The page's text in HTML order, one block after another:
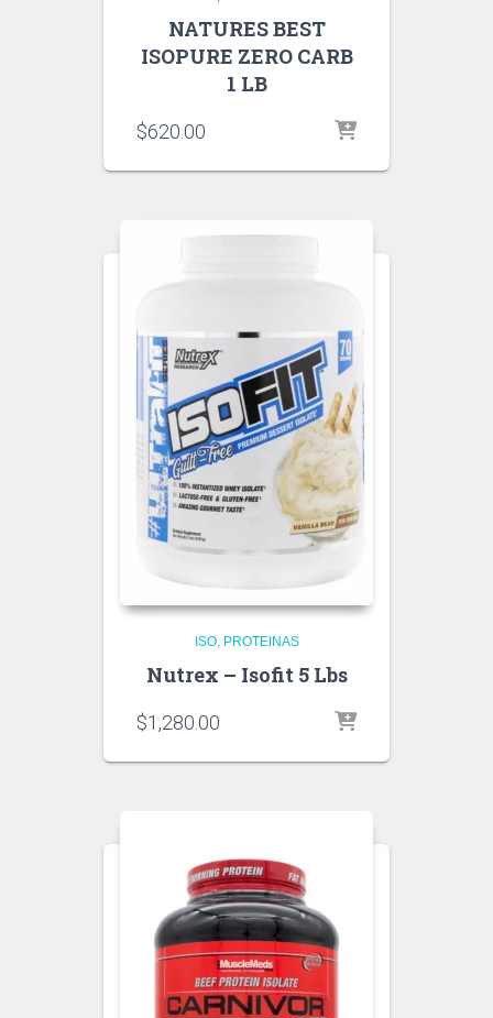
NATURES BEST
ISOPURE ZERO CARB
1 LB
$620.00
ISO PROTEINAS
Nutrex – Isofit 5 Lbs
$1,280.00